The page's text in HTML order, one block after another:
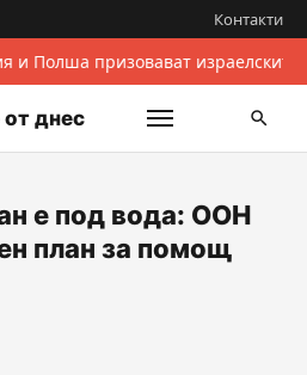
Контакти
и Полша призовават
от днес
е под вода: ООН
план за помощ